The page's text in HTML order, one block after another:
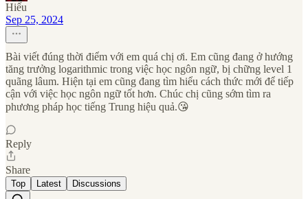
Hiếu
Sep 25, 2024
Bài viết đúng thời điểm với em quá chị ơi. Em cũng đang ở hướng
tăng trưởng logarithmic trong việc học ngôn ngữ, bị chững level 1
quãng lâum. Hiện tại em cũng đang tìm hiểu cách thức mới để tiếp
cận với việc học ngôn ngữ tốt hơn. Chúc chị cũng sớm tìm ra
phương pháp học tiếng Trung hiệu quả.😘
Reply
Share
Top Latest Discussions